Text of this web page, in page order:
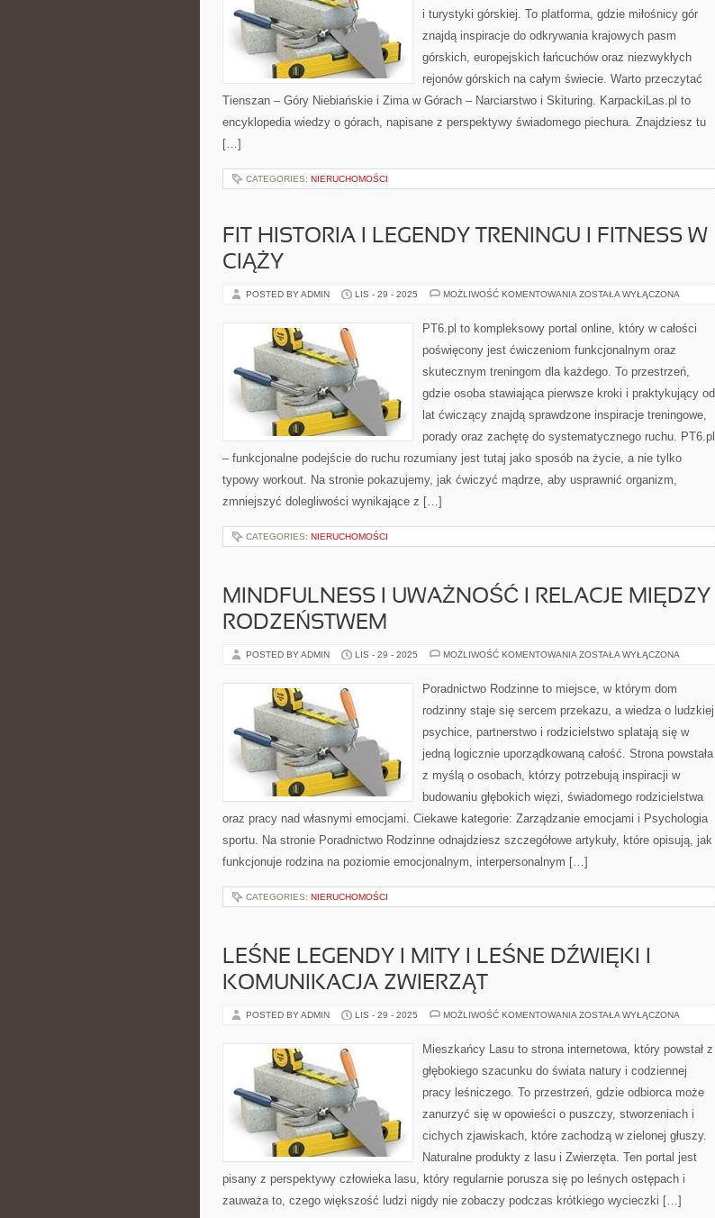
i turystyki górskiej. To platforma, gdzie miłośnicy gór
znajdą inspiracje do odkrywania krajowych pasm
górskich, europejskich łańcuchów oraz niezwykłych
rejonów górskich na całym świecie. Warto przeczytać
Tienszan – Góry Niebiańskie i Zima w Górach – Narciarstwo i Skituring. KarpackiLas.pl to
encyklopedia wiedzy o górach, napisane z perspektywy świadomego piechura. Znajdziesz tu
[…]
CATEGORIES: NIERUCHOMOŚCI
FIT HISTORIA I LEGENDY TRENINGU I FITNESS W
CIĄŻY
POSTED BY ADMIN LIS - 29 - 2025 MOŻLIWOŚĆ KOMENTOWANIA FIT
LEGENDY
TRENINGU
FITNESS
CIĄŻY
ZOSTAŁA WYŁĄCZONA
PT6.pl to kompleksowy portal online, który w całości
poświęcony jest ćwiczeniom funkcjonalnym oraz
skutecznym treningom dla każdego. To przestrzeń,
gdzie osoba stawiająca pierwsze kroki i praktykujący od
lat ćwiczący znajdą sprawdzone inspiracje treningowe,
porady oraz zachętę do systematycznego ruchu. PT6.pl
– funkcjonalne podejście do ruchu rozumiany jest tutaj jako sposób na życie, a nie tylko
typowy workout. Na stronie pokazujemy, jak ćwiczyć mądrze, aby usprawnić organizm,
zmniejszyć dolegliwości wynikające z […]
CATEGORIES: NIERUCHOMOŚCI
MINDFULNESS I UWAŻNOŚĆ I RELACJE MIĘDZY
RODZEŃSTWEM
POSTED BY ADMIN LIS - 29 - 2025 MOŻLIWOŚĆ KOMENTOWANIA MINDFULNESS
RELACJE
RODZEŃSTWEM
ZOSTAŁA WYŁĄCZONA
Poradnictwo Rodzinne to miejsce, w którym dom
rodzinny staje się sercem przekazu, a wiedza o ludzkiej
psychice, partnerstwo i rodzicielstwo splatają się w
jedną logicznie uporządkowaną całość. Strona powstała
z myślą o osobach, którzy potrzebują inspiracji w
budowaniu głębokich więzi, świadomego rodzicielstwa
oraz pracy nad własnymi emocjami. Ciekawe kategorie: Zarządzanie emocjami i Psychologia
sportu. Na stronie Poradnictwo Rodzinne odnajdziesz szczegółowe artykuły, które opisują, jak
funkcjonuje rodzina na poziomie emocjonalnym, interpersonalnym […]
CATEGORIES: NIERUCHOMOŚCI
LEŚNE LEGENDY I MITY I LEŚNE DŹWIĘKI I
KOMUNIKACJA ZWIERZĄT
POSTED BY ADMIN LIS - 29 - 2025 MOŻLIWOŚĆ KOMENTOWANIA LEŚNE
MITY
I
DŹWIĘKI
KOMUNIKACJA
ZOSTAŁA WYŁĄCZONA
Mieszkańcy Lasu to strona internetowa, który powstał z
głębokiego szacunku do świata natury i codziennej
pracy leśniczego. To przestrzeń, gdzie odbiorca może
zanurzyć się w opowieści o puszczy, stworzeniach i
cichych zjawiskach, które zachodzą w zielonej głuszy.
Naturalne produkty z lasu i Zwierzęta. Ten portal jest
pisany z perspektywy człowieka lasu, który regularnie porusza się po leśnych ostępach i
zauważa to, czego większość ludzi nigdy nie zobaczy podczas krótkiego wycieczki […]